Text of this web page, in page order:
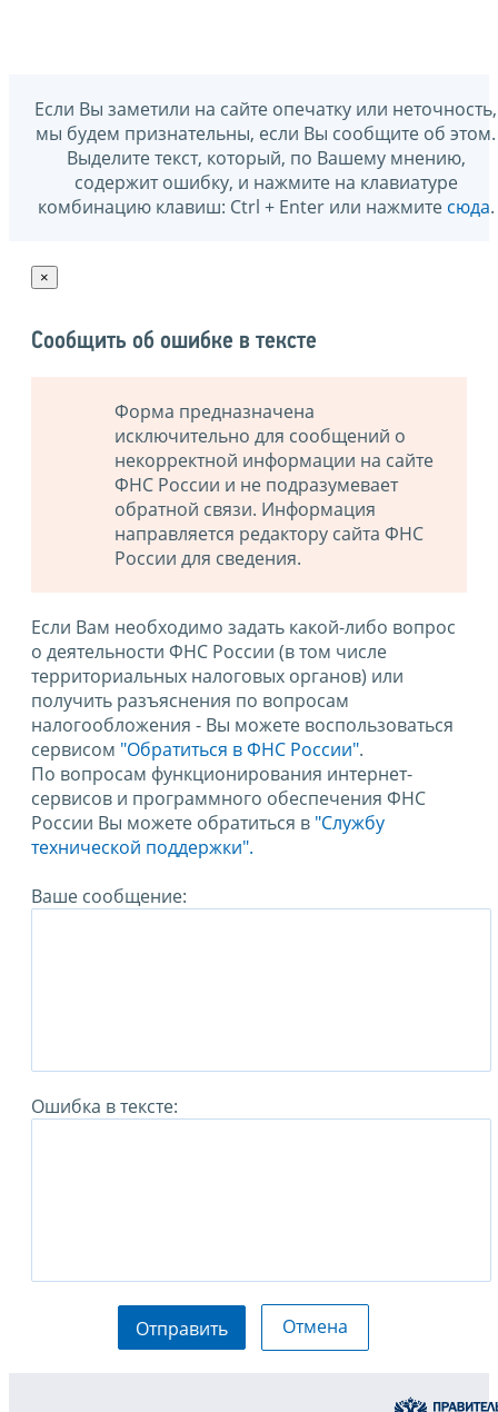
Если Вы заметили на сайте опечатку или неточность,
мы будем признательны, если Вы сообщите об этом.
Выделите текст, который, по Вашему мнению,
содержит ошибку, и нажмите на клавиатуре
комбинацию клавиш: Ctrl + Enter или нажмите сюда.
×
Сообщить об ошибке в тексте
Форма предназначена
исключительно для сообщений о
некорректной информации на сайте
ФНС России и не подразумевает
обратной связи. Информация
направляется редактору сайта ФНС
России для сведения.
Если Вам необходимо задать какой-либо вопрос
о деятельности ФНС России (в том числе
территориальных налоговых органов) или
получить разъяснения по вопросам
налогообложения - Вы можете воспользоваться
сервисом "Обратиться в ФНС России".
По вопросам функционирования интернет-
сервисов и программного обеспечения ФНС
России Вы можете обратиться в "Службу
технической поддержки".
Ваше сообщение:
Ошибка в тексте:
Отправить Отмена